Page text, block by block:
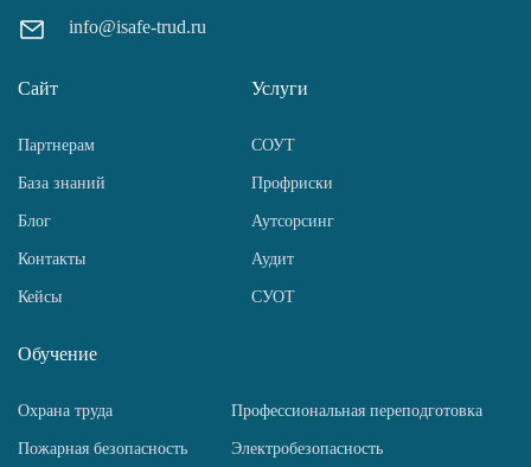
info@isafe-trud.ru
Сайт
Партнерам
База знаний
Блог
Контакты
Кейсы
Услуги
СОУТ
Профриски
Аутсорсинг
Аудит
СУОТ
Обучение
Охрана труда Профессиональная переподготовка
Пожарная безопасность Электробезопасность